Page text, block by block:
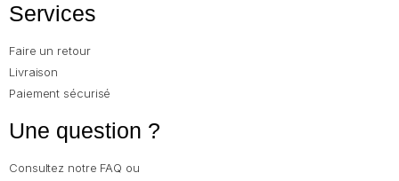
Services
Faire un retour
Livraison
Paiement sécurisé
Une question ?
Consultez notre FAQ ou